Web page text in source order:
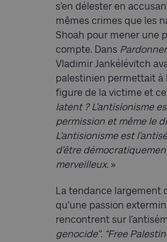
s’en délester en
mêmes crimes que les
Shoah pour mener une
compte. Dans
Vladimir Jankélévitch
palestinien permettait à
figure de la victime et
latent ? L’antisionisme
permission et même le
L’antisionisme est
d’être
merveilleux. »
La tendance largement
qu’une passion
rencontrent sur
genocide’’. “Free